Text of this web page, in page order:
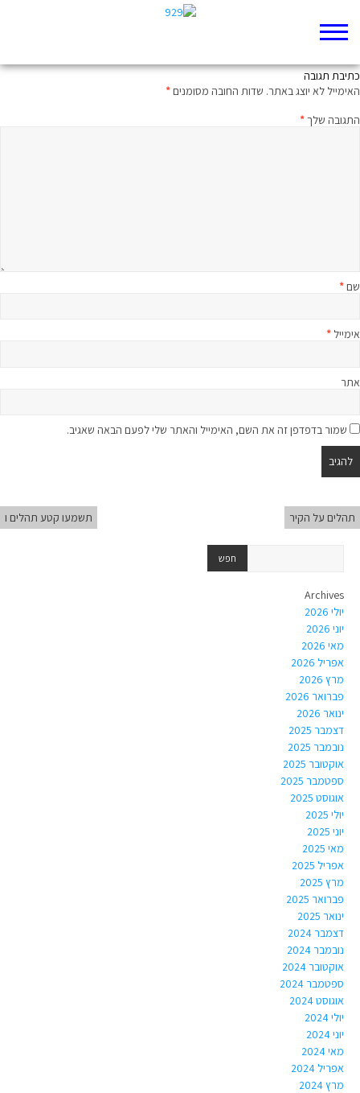
כתיבת תגובה
האימייל לא יוצג באתר. שדות החובה מסומנים*
התגובה שלך*
שם*
אימייל *
אתר
שמור בדפדפן זה את השם, האימייל והאתר שלי לפעם הבאה שאגיב.
תהלים על הקיר תשמעו קטע תהלים ו
Archives
יולי 2026
יוני 2026
מאי 2026
אפריל 2026
מרץ 2026
פברואר 2026
ינואר 2026
דצמבר 2025
נובמבר 2025
אוקטובר 2025
ספטמבר 2025
אוגוסט 2025
יולי 2025
יוני 2025
מאי 2025
אפריל 2025
מרץ 2025
פברואר 2025
ינואר 2025
דצמבר 2024
נובמבר 2024
אוקטובר 2024
ספטמבר 2024
אוגוסט 2024
יולי 2024
יוני 2024
מאי 2024
אפריל 2024
מרץ 2024